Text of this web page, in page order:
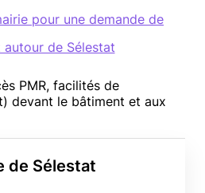
de Sélestat
pour une demande de
de Sélestat
PMR, facilités de
devant le bâtiment et aux